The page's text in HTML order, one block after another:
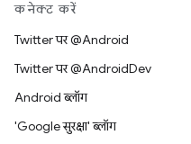
कनेक्ट करें
Twitter पर @Android
Twitter पर @AndroidDev
Android ब्लॉग
'Google सुरक्षा' ब्लॉग